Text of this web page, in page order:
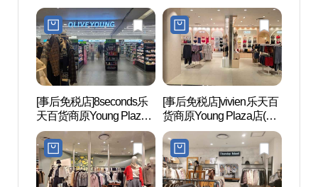
백화점 창원점)
(버버리 롯데백화점영플
라자 창원점)
[事后免税店]8seconds乐
天百货商原Young Plaza
店(에잇세컨즈 롯데백화
점영플라자 창원점)
[事后免税店]vivien乐天百
货商原Young Plaza店(비
비안스타킹 롯데백화점
영플라자 창원점)